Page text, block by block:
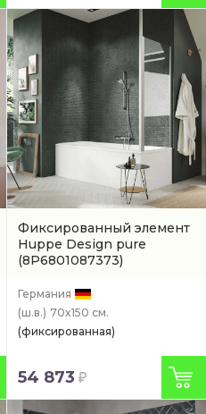
Фиксированный элемент
Huppe Design pure
(8P6801087373)
Германия
(ш.в.) 70x150 см.
(фиксированная)
54 873